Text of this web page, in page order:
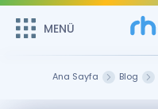
MENÜ
MENÜ
Ana Sayfa Blog